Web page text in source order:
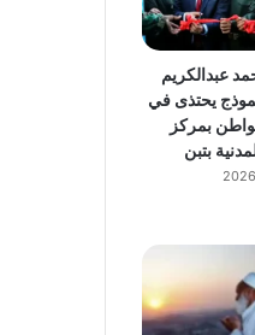
عبدالكريم
يحتذى في
بمركز
بتبن